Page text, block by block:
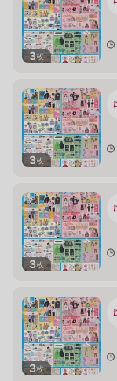
3枚
3枚
3枚
3枚